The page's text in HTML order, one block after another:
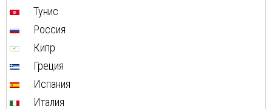
Тунис
Россия
Кипр
Греция
Испания
Италия